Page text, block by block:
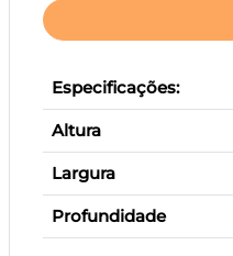
Especificações:
Altura
Largura
Profundidade